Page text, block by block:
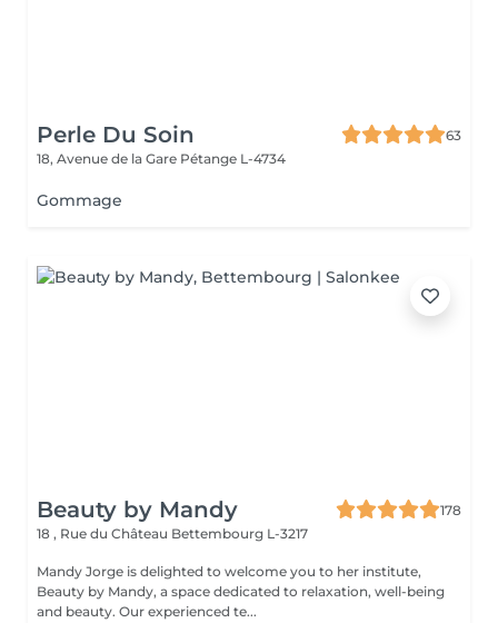
Perle Du Soin
63
18, Avenue de la Gare Pétange L-4734
Gommage
Beauty by Mandy
178
18 , Rue du Château Bettembourg L-3217
Mandy Jorge is delighted to welcome you to her institute,
Beauty by Mandy, a space dedicated to relaxation, well-being
and beauty. Our experienced te...